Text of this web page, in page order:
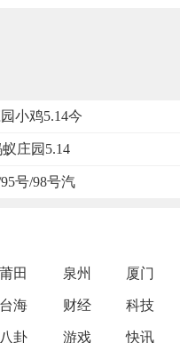
小鸡5.14今
庄园5.14
号/98号汽
莆田 泉州 厦门
台海 财经 科技
八卦 游戏 快讯